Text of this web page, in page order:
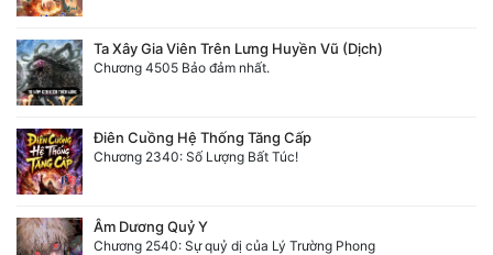
Ta Xây Gia Viên Trên Lưng Huyền Vũ (Dịch)
Chương 4505 Bảo đảm nhất.
Điên Cuồng Hệ Thống Tăng Cấp
Chương 2340: Số Lượng Bất Túc!
Âm Dương Quỷ Y
Chương 2540: Sự quỷ dị của Lý Trường Phong